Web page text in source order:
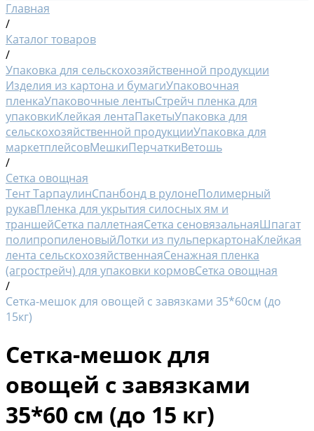
Главная
/
Каталог товаров
/
Упаковка для сельскохозяйственной продукции
Изделия из картона и бумагиУпаковочная
пленкаУпаковочные лентыСтрейч пленка для
упаковкиКлейкая лентаПакетыУпаковка для
сельскохозяйственной продукцииУпаковка для
маркетплейсовМешкиПерчаткиВетошь
/
Сетка овощная
Тент ТарпаулинСпанбонд в рулонеПолимерный
рукавПленка для укрытия силосных ям и
траншейСетка паллетнаяСетка сеновязальнаяШпагат
полипропиленовыйЛотки из пульперкартонаКлейкая
лента сельскохозяйственнаяСенажная пленка
(агрострейч) для упаковки кормовСетка овощная
/
Сетка-мешок для овощей с завязками 35*60см (до
15кг)
Сетка-мешок для
овощей с завязками
35*60 см (до 15 кг)